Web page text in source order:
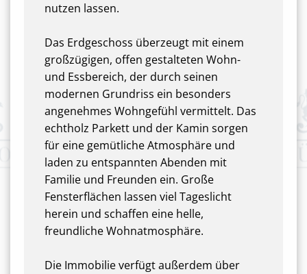
nutzen lassen.
Das Erdgeschoss überzeugt mit einem
großzügigen, offen gestalteten Wohn-
und Essbereich, der durch seinen
modernen Grundriss ein besonders
angenehmes Wohngefühl vermittelt. Das
echtholz Parkett und der Kamin sorgen
für eine gemütliche Atmosphäre und
laden zu entspannten Abenden mit
Familie und Freunden ein. Große
Fensterflächen lassen viel Tageslicht
herein und schaffen eine helle,
freundliche Wohnatmosphäre.
Die Immobilie verfügt außerdem über